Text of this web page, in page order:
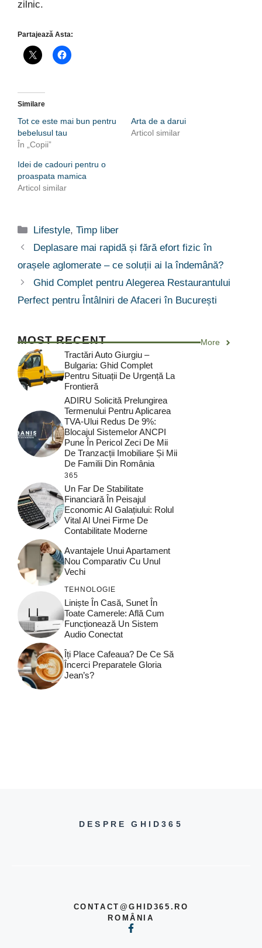
zilnic.
Partajează Asta:
Similare
Tot ce este mai bun pentru
bebelusul tau
În „Copii”
Arta de a darui
Articol similar
Idei de cadouri pentru o
proaspata mamica
Articol similar
Categorii
Lifestyle,Timp liber
Deplasare mai rapidă și fără efort fizic în
orașele aglomerate – ce soluții ai la îndemână?
Ghid Complet pentru Alegerea Restaurantului
Perfect pentru Întâlniri de Afaceri în București
MOST RECENT More
Tractări Auto Giurgiu –
Bulgaria: Ghid Complet
Pentru Situații De Urgență La
Frontieră
ADIRU Solicită Prelungirea
Termenului Pentru Aplicarea
TVA-Ului Redus De 9%:
Blocajul Sistemelor ANCPI
Pune În Pericol Zeci De Mii
De Tranzacții Imobiliare Și Mii
De Familii Din România
365
Un Far De Stabilitate
Financiară În Peisajul
Economic Al Galațiului: Rolul
Vital Al Unei Firme De
Contabilitate Moderne
Avantajele Unui Apartament
Nou Comparativ Cu Unul
Vechi
TEHNOLOGIE
Liniște În Casă, Sunet În
Toate Camerele: Află Cum
Funcționează Un Sistem
Audio Conectat
Îți Place Cafeaua? De Ce Să
Încerci Preparatele Gloria
Jean’s?
DESPRE GHID365
CONTACT@GHID365.RO
ROMÂNIA